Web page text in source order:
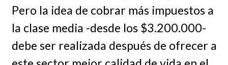
Pero la idea de cobrar más impuestos a
la clase media -desde los $3.200.000-
debe ser realizada después de ofrecer a